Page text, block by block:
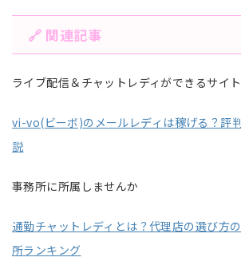
🔗 関連記事
ライブ配信＆チャットレディができるサイト
vi-vo(ビーボ)のメールレディは稼げる？評
説
事務所に所属しませんか
通勤チャットレディとは？代理店の選び方
所ランキング